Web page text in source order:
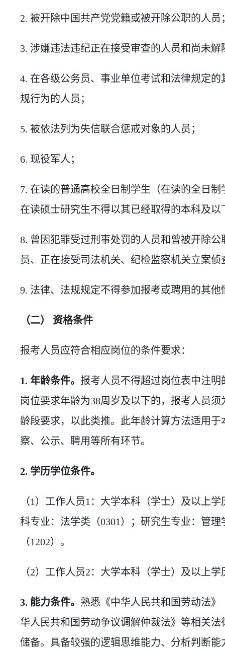
2. 被开除中国共产党党籍或被开除公职的人员
3. 涉嫌违法违纪正在接受审查的人员和尚未
4. 在各级公务员、事业单位考试和法律规定
规行为的人员；
5. 被依法列为失信联合惩戒对象的人员；
6. 现役军人；
7. 在读的普通高校全日制学生（在读的全日
在读硕士研究生不得以其已经取得的本科及以
8. 曾因犯罪受过刑事处罚的人员和曾被开除
员、正在接受司法机关、纪检监察机关立案
9. 法律、法规规定不得参加报考或聘用的其他
（二） 资格条件
报考人员应符合相应岗位的条件要求：
1. 年龄条件。 报考人员不得超过岗位表中注
岗位要求年龄为38周岁及以下的，报考人员须
龄段要求，以此类推。此年龄计算方法适用
察、公示、聘用等所有环节。
2. 学历学位条件。
（1）工作人员1：大学本科（学士）及以上
科专业：法学类（0301）；研究生专业：管
（1202）。
（2）工作人员2：大学本科（学士）及以上
3. 能力条件。 熟悉《中华人民共和国劳动法
华人民共和国劳动争议调解仲裁法》等相关
储备。具备较强的逻辑思维能力、分析判断